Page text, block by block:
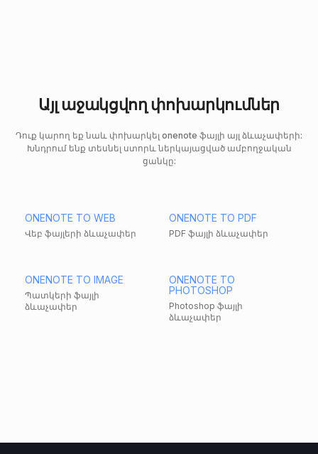
Այլ աջակցվող փոխարկումներ
Դուք կարող եք նաև փոխարկել onenote ֆայլի այլ ձևաչափերի:
Խնդրում ենք տեսնել ստորև ներկայացված ամբողջական
ցանկը:
ONENOTE TO WEB
Վեբ ֆայլերի ձևաչափեր
ONENOTE TO PDF
PDF ֆայլի ձևաչափեր
ONENOTE TO IMAGE
Պատկերի ֆայլի
ձևաչափեր
ONENOTE TO
PHOTOSHOP
Photoshop ֆայլի
ձևաչափեր